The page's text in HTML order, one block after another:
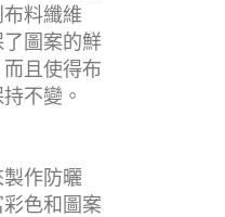
料纖維
圖案的鮮
且使得布
不變。
作防曬
色和圖案